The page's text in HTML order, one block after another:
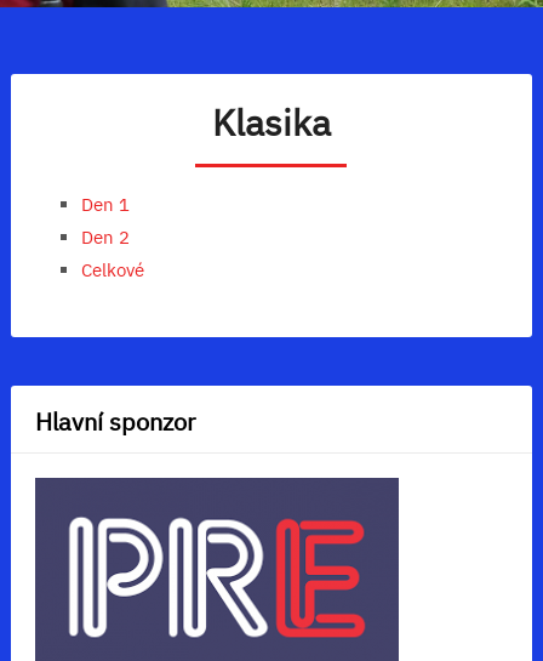
Klasika
Den 1
Den 2
Celkové
Hlavní sponzor